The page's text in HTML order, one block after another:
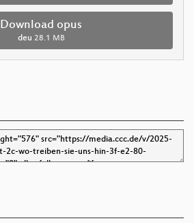
Download opus
deu 28.1 MB